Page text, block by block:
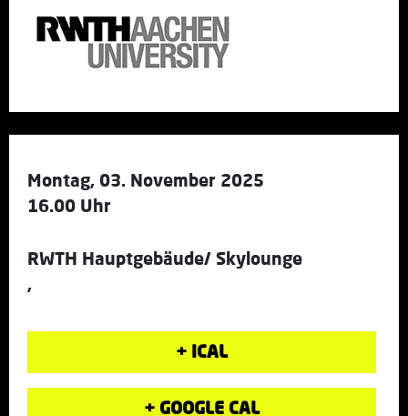
Montag, 03. November 2025
16.00 Uhr
RWTH Hauptgebäude/ Skylounge
,
+ ICAL
+ GOOGLE CAL